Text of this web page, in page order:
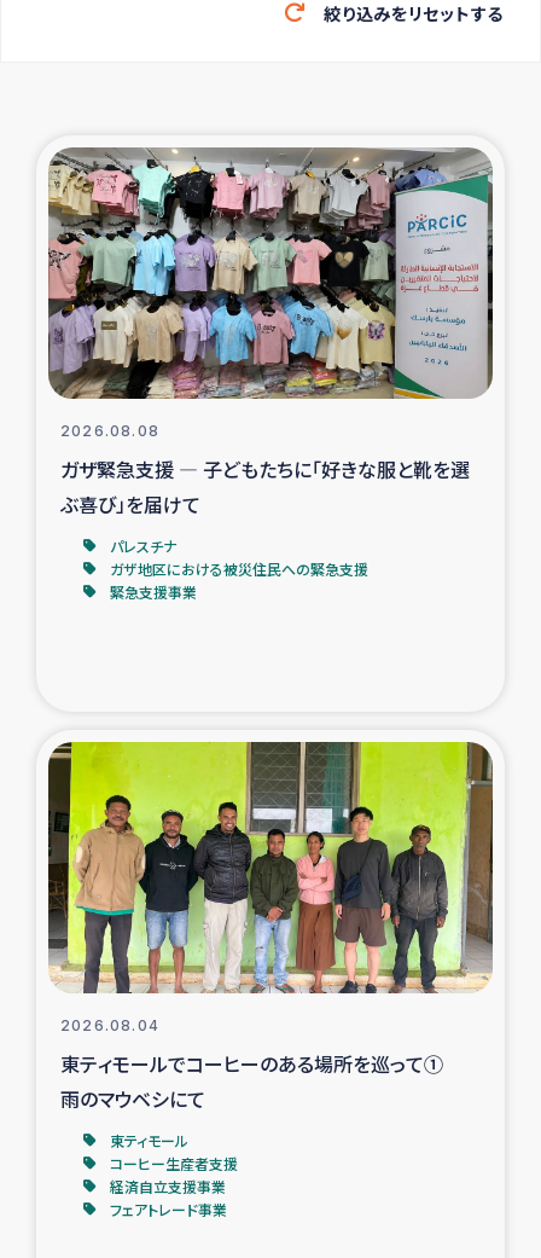
緊急救援の時代
東ティモール豪雨緊急支援
大雨による洪水被災者支援
カカオ生産者支援事業
シリア国内避難民・帰還民の生活再建支援
トルコにおけるシリア難民支援事業
インドネシア中部 スラウェシの地震・津波被災者支援
スリランカ ジャフナ県干物事業
スリランカの南北女性をつなぐサリー・リサイクル・プロ
ジェクト
復興支援事業
民際教育事業
ガザ人道支援
令和6年能登半島地震 緊急支援
国内避難民への物資配付および教育支援
絞り込みをリセットする
2026.08.08
ガザ緊急支援 ― 子どもたちに「好きな服と靴を選
ぶ喜び」を届けて
パレスチナ
ガザ地区における被災住民への緊急支援
緊急支援事業
2026.08.04
東ティモールでコーヒーのある場所を巡って①
雨のマウベシにて
東ティモール
コーヒー生産者支援
経済自立支援事業
フェアトレード事業